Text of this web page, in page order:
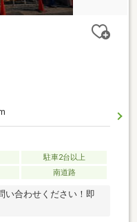
駐車2台以上
南道路
い合わせください！即